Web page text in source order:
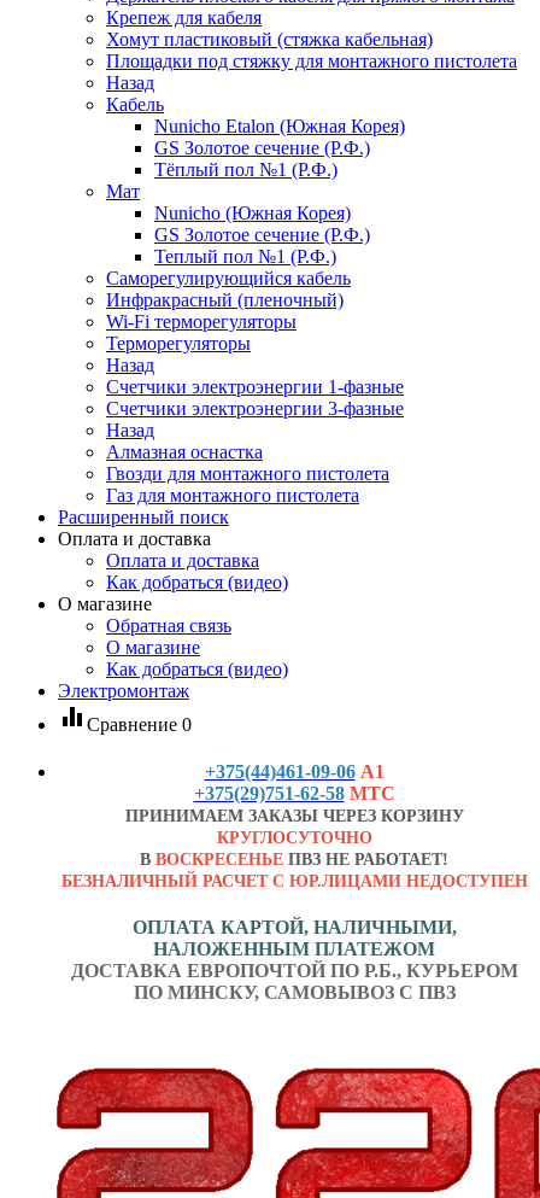
Крепеж для кабеля
Хомут пластиковый (стяжка кабельная)
Площадки под стяжку для монтажного пистолета
Назад
Кабель
Nunicho Etalon (Южная Корея)
GS Золотое сечение (Р.Ф.)
Тёплый пол №1 (Р.Ф.)
Мат
Nunicho (Южная Корея)
GS Золотое сечение (Р.Ф.)
Теплый пол №1 (Р.Ф.)
Саморегулирующийся кабель
Инфракрасный (пленочный)
Wi-Fi терморегуляторы
Терморегуляторы
Назад
Счетчики электроэнергии 1-фазные
Счетчики электроэнергии 3-фазные
Назад
Алмазная оснастка
Гвозди для монтажного пистолета
Газ для монтажного пистолета
Расширенный поиск
Оплата и доставка
Оплата и доставка
Как добраться (видео)
О магазине
Обратная связь
О магазине
Как добраться (видео)
Электромонтаж
equalizer Сравнение 0
+375(44)461-09-06 А1
+375(29)751-62-58 МТС
ПРИНИМАЕМ ЗАКАЗЫ ЧЕРЕЗ КОРЗИНУ
КРУГЛОСУТОЧНО
В ВОСКРЕСЕНЬЕ ПВЗ НЕ РАБОТАЕТ!
БЕЗНАЛИЧНЫЙ РАСЧЕТ С ЮР.ЛИЦАМИ НЕДОСТУПЕН
ОПЛАТА КАРТОЙ, НАЛИЧНЫМИ,
НАЛОЖЕННЫМ ПЛАТЕЖОМ
ДОСТАВКА ЕВРОПОЧТОЙ ПО Р.Б., КУРЬЕРОМ
ПО МИНСКУ, САМОВЫВОЗ С ПВЗ